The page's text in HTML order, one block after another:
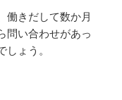
働きだして数か月
問い合わせがあっ
しょう。